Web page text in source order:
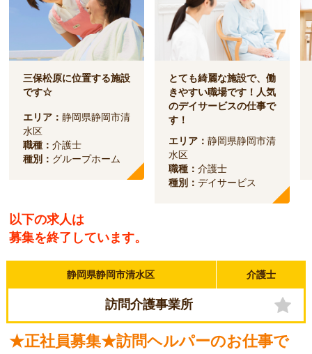
三保松原に位置する施設
です☆
エリア：静岡県静岡市清
水区
職種：介護士
種別： グループホーム
とても綺麗な施設で、働
きやすい職場です！人気
のデイサービスの仕事で
す！
エリア：静岡県静岡市清
水区
職種：介護士
種別：デイサービス
以下の求人は
募集を終了しています。
静岡県静岡市清水区 介護士
訪問介護事業所
★正社員募集★訪問ヘルパーのお仕事で